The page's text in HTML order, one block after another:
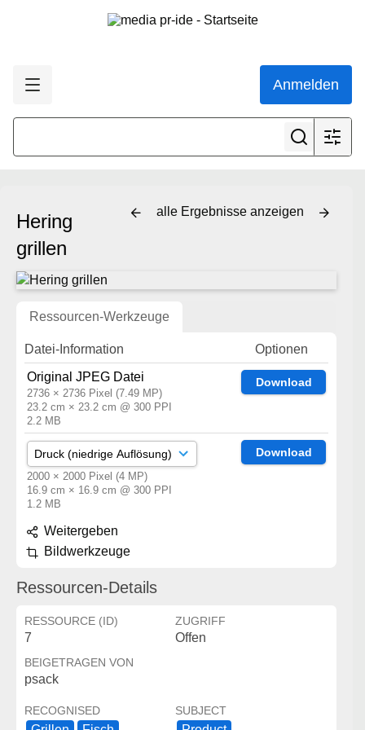
Anmelden
alle Ergebnisse anzeigen
Hering
grillen
Ressourcen-Werkzeuge
Datei-Information
Optionen
Original JPEG Datei
2736 × 2736 Pixel (7.49 MP)
23.2 cm × 23.2 cm @ 300 PPI
2.2 MB
Download
2000 × 2000 Pixel (4 MP)
16.9 cm × 16.9 cm @ 300 PPI
1.2 MB
Download
Weitergeben
Bildwerkzeuge
Ressourcen-Details
RESSOURCE (ID)
7
ZUGRIFF
Offen
BEIGETRAGEN VON
psack
RECOGNISED SUBJECT